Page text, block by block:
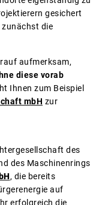
gesichert
die
aufmerksam,
diese vorab
Ihnen zum Beispiel
mbH zur
des
des Maschinenrings
, die bereits
auf
erfolgreich die